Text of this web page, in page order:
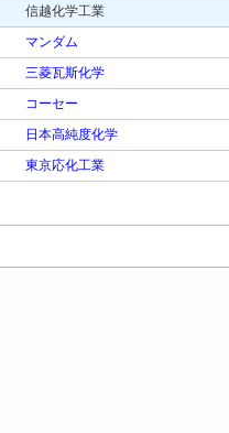
信越化学工業
マンダム
三菱瓦斯化学
コーセー
日本高純度化学
東京応化工業